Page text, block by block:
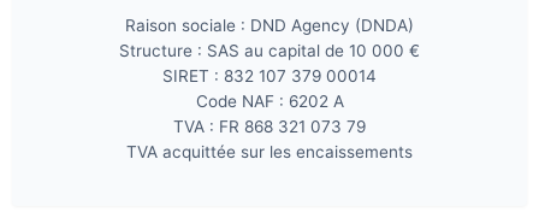
Raison sociale : DND Agency (DNDA)
Structure : SAS au capital de 10 000 €
SIRET : 832 107 379 00014
Code NAF : 6202 A
TVA : FR 868 321 073 79
TVA acquittée sur les encaissements